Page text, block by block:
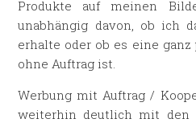
Produkte auf meinen
unabhängig davon, ob ich
erhalte oder ob es eine
ohne Auftrag ist.
Werbung mit Auftrag /
weiterhin deutlich mit den